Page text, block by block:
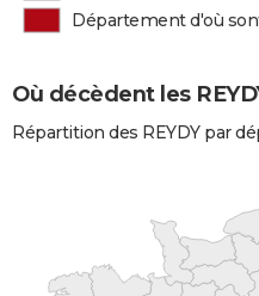
Département d'où
Où décèdent les
Répartition des REYDY par